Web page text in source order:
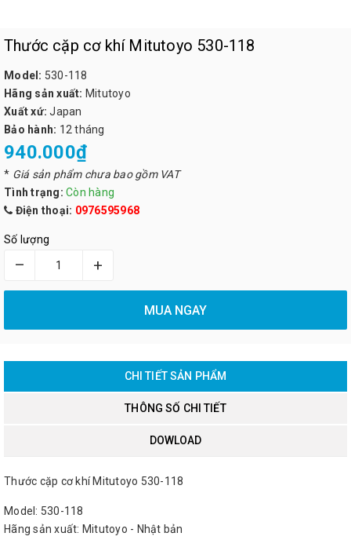
Thước cặp cơ khí Mitutoyo 530-118
Model: 530-118
Hãng sản xuất: Mitutoyo
Xuất xứ: Japan
Bảo hành: 12 tháng
940.000₫
* Giá sản phẩm chưa bao gồm VAT
Tình trạng: Còn hàng
Điện thoại: 0976595968
Số lượng
– +
MUA NGAY
CHI TIẾT SẢN PHẨM
THÔNG SỐ CHI TIẾT
DOWLOAD
Thước cặp cơ khí Mitutoyo 530-118
Model: 530-118
Hãng sản xuất: Mitutoyo - Nhật bản